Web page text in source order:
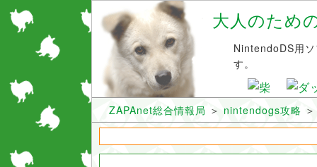
大人のため
NintendoDS用
す。
ZAPAnet総合情報局 ＞ nintendogs攻略